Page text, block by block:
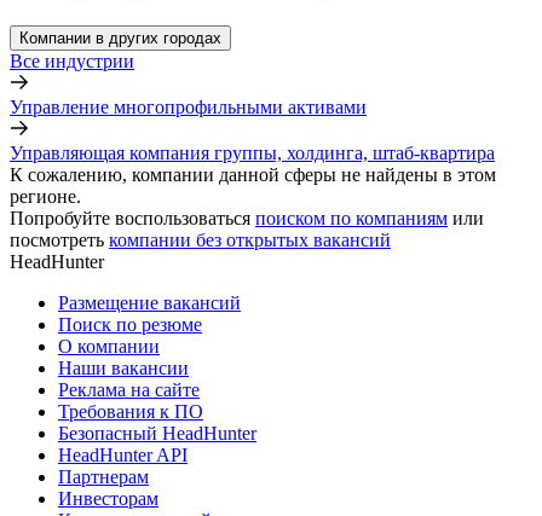
Компании в других городах
Все индустрии
Управление многопрофильными активами
Управляющая компания группы, холдинга, штаб-квартира
К сожалению, компании данной сферы не найдены в этом
регионе.
Попробуйте воспользоваться поиском по компаниям или
посмотреть компании без открытых вакансий
HeadHunter
Размещение вакансий
Поиск по резюме
О компании
Наши вакансии
Реклама на сайте
Требования к ПО
Безопасный HeadHunter
HeadHunter API
Партнерам
Инвесторам